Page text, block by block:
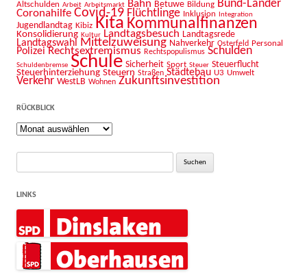
Altschulden Arbeit Arbeitsmarkt Bahn Betuwe Bildung Bund-Länder
Coronahilfe Covid-19 Flüchtlinge Inklusion Integration
Jugendlandtag Kibiz Kita Kommunalfinanzen
Konsolidierung Kultur Landtagsbesuch Landtagsrede
Landtagswahl Mittelzuweisung Nahverkehr Osterfeld Personal
Polizei Rechtsextremismus Rechtspopulismus Schulden
Schuldenbremse Schule Sicherheit Sport Steuer Steuerflucht
Steuerhinterziehung Steuern Straßen Städtebau U3 Umwelt
Verkehr WestLB Wohnen Zukunftsinvestition
RÜCKBLICK
Rückblick
Suche
LINKS